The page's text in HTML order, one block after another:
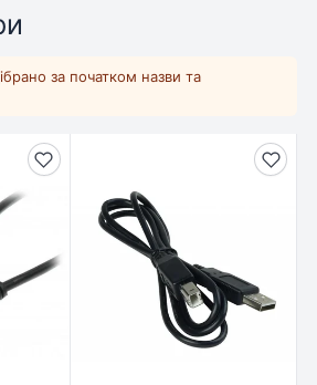
за початком назви та